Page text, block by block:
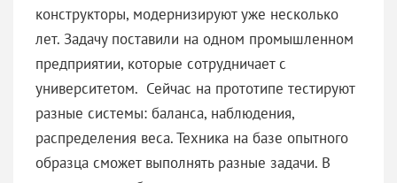
конструкторы, модернизируют уже несколько
лет. Задачу поставили на одном промышленном
предприятии, которые сотрудничает с
университетом. Сейчас на прототипе тестируют
разные системы: баланса, наблюдения,
распределения веса. Техника на базе опытного
образца сможет выполнять разные задачи. В